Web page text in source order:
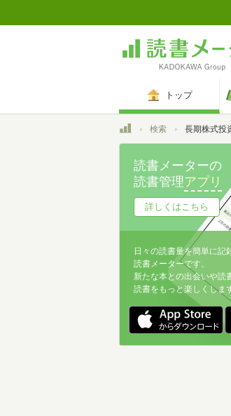
トップ
トップ検索 長期株式投
読書メーターの
読書管理アプリ
詳しくはこちら
日々の読書量を簡単に記
読書メーターです。
新たな本との出会いや読
読書をもっと楽しくしま